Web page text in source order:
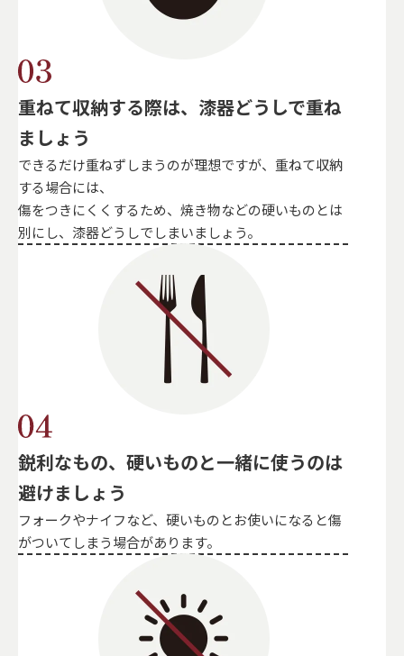
重ねて収納する際は、漆器どうしで重ね
ましょう
できるだけ重ねずしまうのが理想ですが、重ねて収納
する場合には、
傷をつきにくくするため、焼き物などの硬いものとは
別にし、漆器どうしでしまいましょう。
鋭利なもの、硬いものと一緒に使うのは
避けましょう
フォークやナイフなど、硬いものとお使いになると傷
がついてしまう場合があります。